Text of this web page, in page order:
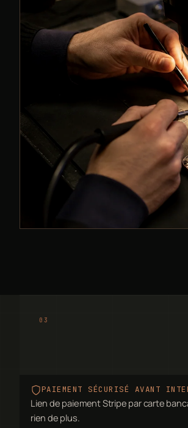
PAIEMENT SÉCURISÉ AVANT
Lien de paiement Stripe par carte
rien de plus.